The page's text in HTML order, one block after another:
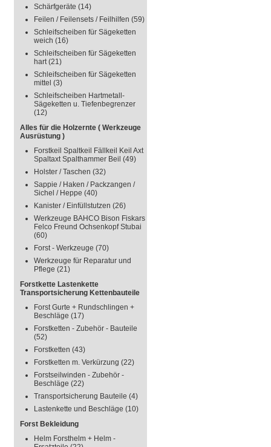
Schärfgeräte (14)
Feilen / Feilensets / Feilhilfen (59)
Schleifscheiben für Sägeketten
weich (16)
Schleifscheiben für Sägeketten
hart(21)
Schleifscheiben für Sägeketten
mittel (3)
Schleifscheiben Hartmetall-
Sägeketten u. Tiefenbegrenzer
(12)
Alles für die Holzernte ( Werkzeuge
Ausrüstung )
Forstkeil Spaltkeil Fällkeil Keil Axt
Spaltaxt Spalthammer Beil (49)
Holster / Taschen (32)
Sappie / Haken / Packzangen /
Sichel / Heppe (40)
Kanister / Einfüllstutzen (26)
Werkzeuge BAHCO Bison Fiskars
Felco Freund Ochsenkopf Stubai
(60)
Forst - Werkzeuge (70)
Werkzeuge für Reparatur und
Pflege (21)
Forstkette Lastenkette
Transportsicherung Kettenbauteile
Forst Gurte + Rundschlingen +
Beschläge (17)
Forstketten - Zubehör - Bauteile
(52)
Forstketten (43)
Forstketten m. Verkürzung (22)
Forstseilwinden - Zubehör -
Beschläge (22)
Transportsicherung Bauteile (4)
Lastenkette und Beschläge (10)
Forst Bekleidung
Helm Forsthelm + Helm -